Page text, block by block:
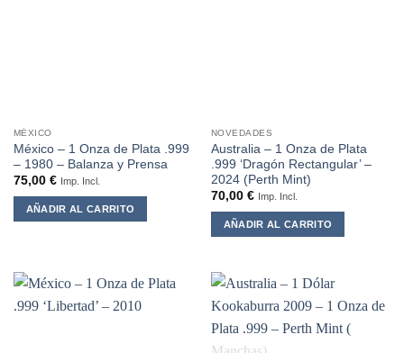
MÉXICO
México – 1 Onza de Plata .999
– 1980 – Balanza y Prensa
75,00 € Imp. Incl.
AÑADIR AL CARRITO
NOVEDADES
Australia – 1 Onza de Plata
.999 ‘Dragón Rectangular’ –
2024 (Perth Mint)
70,00 € Imp. Incl.
AÑADIR AL CARRITO